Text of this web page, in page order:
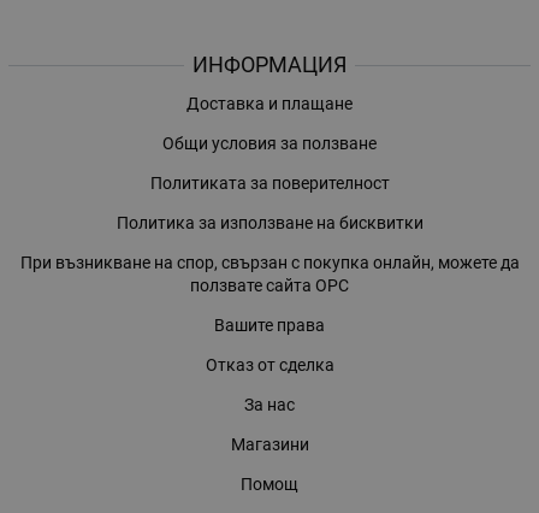
ИНФОРМАЦИЯ
Доставка и плащане
Общи условия за ползване
Политиката за поверителност
Политика за използване на бисквитки
При възникване на спор, свързан с покупка онлайн, можете да
ползвате сайта ОРС
Вашите права
Отказ от сделка
За нас
Магазини
Помощ